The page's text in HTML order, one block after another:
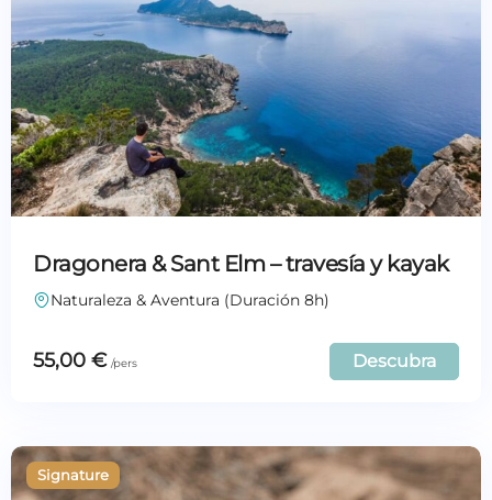
Dragonera & Sant Elm – travesía y kayak
Naturaleza & Aventura (Duración 8h)
55,00 € Descubra